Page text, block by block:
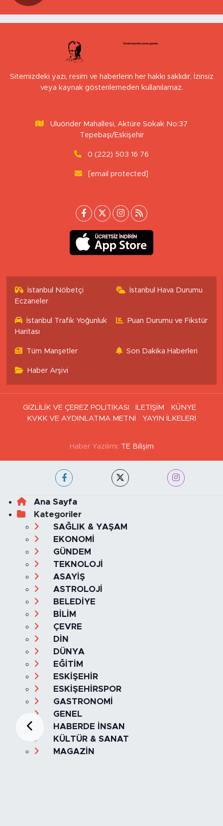
Sitemizdeki yazı, resim ve haberlerin her hakkı saklıdır. İzinsiz
veya kaynak gösterilemeden kullanılamaz.
Uluönder Mahallesi, Aktüre Sokak No:37
Tepebaşı/Eskişehir
0 (222) 503 16 76
[email protected]
İstanbul Nöbetçi
Eczaneler
İstanbul Hava Durumu
İstanbul Trafik Yoğunluk
Haritası
Puan Durumu ve Fikstür
Tüm Manşetler Son Dakika Haberleri
Haber Arşivi
GİZLİLİK VE ÇEREZ POLİTİKASI İLETİŞİM
KÜNYE
KVKK VE AYDINLATMA METNİ
YAYIN İLKELERİ
Haber Yazılımı: TE Bilişim
Ana Sayfa
Kategoriler
SAĞLIK & YAŞAM
EKONOMİ
GÜNDEM
TEKNOLOJİ
ASAYİŞ
ASTROLOJİ
BELEDİYE
BİLİM
ÇEVRE
DİN
DÜNYA
EĞİTİM
ESKİŞEHİR
ESKİŞEHİRSPOR
GASTRONOMİ
GENEL
HABERDE İNSAN
KÜLTÜR & SANAT
MAGAZİN